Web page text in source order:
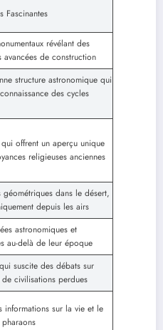
Fascinantes
révélant des
avancées de construction
structure astronomique qui
des cycles
offrent un aperçu unique
religieuses anciennes
géométriques dans le désert,
depuis les airs
astronomiques et
au-delà de leur époque
suscite des débats sur
de civilisations perdues
informations sur la vie et le